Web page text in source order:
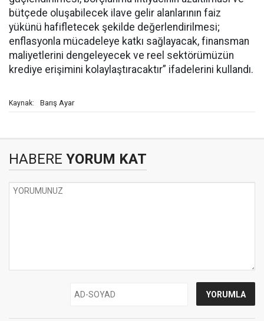
bütçede oluşabilecek ilave gelir alanlarının faiz
yükünü hafifletecek şekilde değerlendirilmesi;
enflasyonla mücadeleye katkı sağlayacak, finansman
maliyetlerini dengeleyecek ve reel sektörümüzün
krediye erişimini kolaylaştıracaktır” ifadelerini kullandı.
Kaynak: Barış Ayar
HABERE YORUM KAT